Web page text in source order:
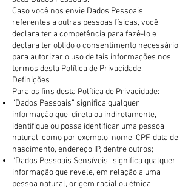
Caso você nos envie Dados Pessoais
referentes a outras pessoas físicas, você
declara ter a competência para fazê-lo e
declara ter obtido o consentimento necessário
para autorizar o uso de tais informações nos
termos desta Política de Privacidade.
Definições
Para os fins desta Política de Privacidade:
“Dados Pessoais” significa qualquer
informação que, direta ou indiretamente,
identifique ou possa identificar uma pessoa
natural, como por exemplo, nome, CPF, data de
nascimento, endereço IP, dentre outros;
“Dados Pessoais Sensíveis” significa qualquer
informação que revele, em relação a uma
pessoa natural, origem racial ou étnica,